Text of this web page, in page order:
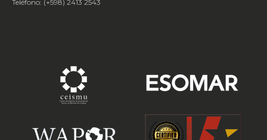
Teléfono: (+598) 2413 2543